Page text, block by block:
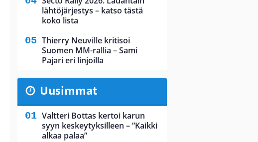
lähtöjärjestys – katso tästä
koko lista
Thierry Neuville kritisoi
Suomen MM-rallia – Sami
Pajari eri linjoilla
Uusimmat
Valtteri Bottas kertoi karun
syyn keskeytyksilleen – ”Kaikki
alkaa palaa”